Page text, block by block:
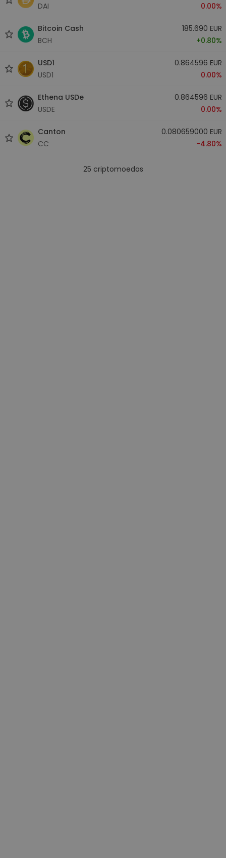
DAI
0.00%
Bitcoin Cash
BCH
185.690 EUR
+0.80%
USD1
USD1
0.864596 EUR
0.00%
Ethena USDe
USDE
0.864596 EUR
0.00%
Canton
CC
0.080659000 EUR
-4.80%
25 criptomoedas